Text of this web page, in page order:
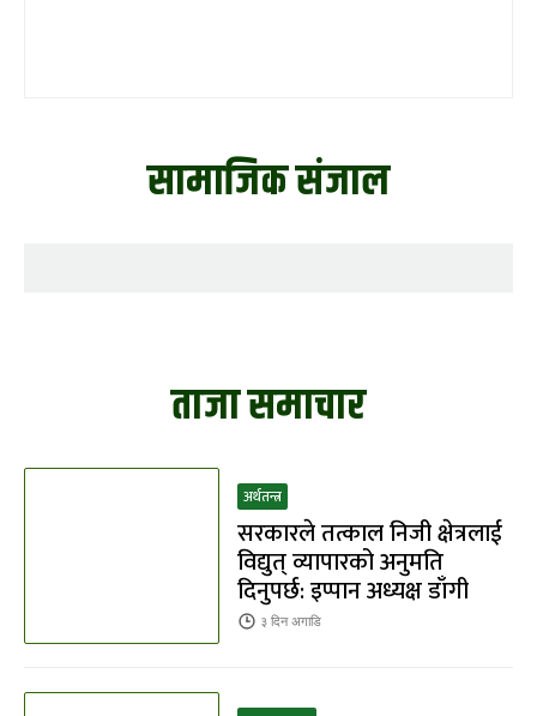
सामाजिक संजाल
ताजा समाचार
अर्थतन्त्र
सरकारले तत्काल निजी क्षेत्रलाई
विद्युत् व्यापारको अनुमति
दिनुपर्छ: इप्पान अध्यक्ष डाँगी
३ दिनअगाडि